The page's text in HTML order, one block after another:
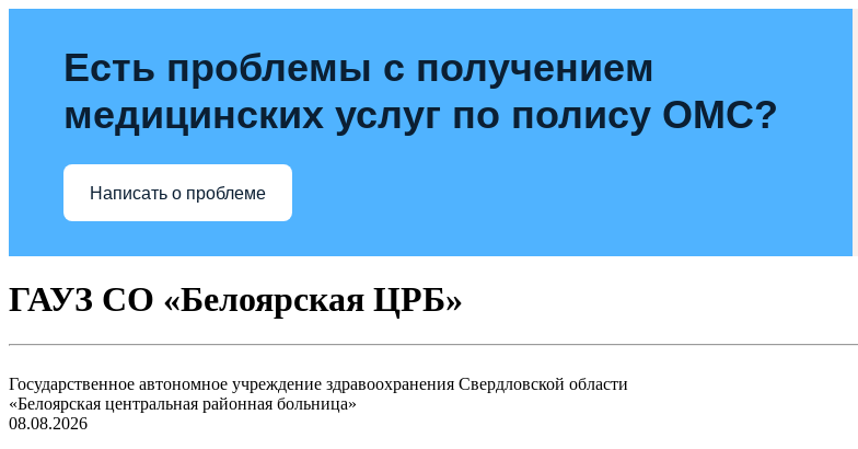
Есть проблемы с получением
медицинских услуг по полису ОМС?
Написать о проблеме
ГАУЗ СО «Белоярская ЦРБ»
Государственное автономное учреждение здравоохранения Свердловской области
«Белоярская центральная районная больница»
08.08.2026